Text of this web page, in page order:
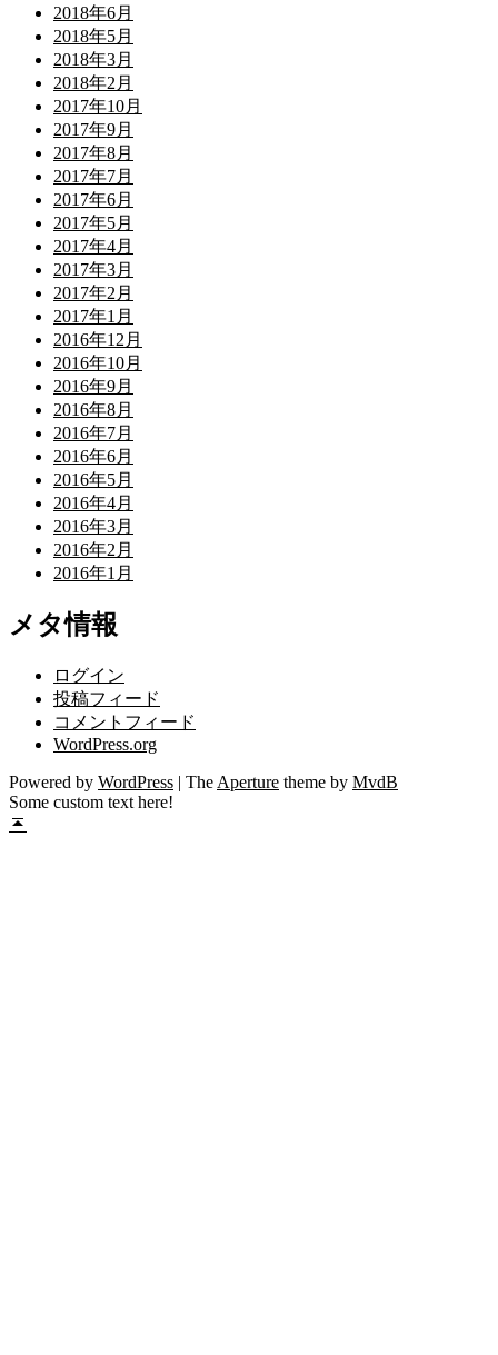
2018年6月
2018年5月
2018年3月
2018年2月
2017年10月
2017年9月
2017年8月
2017年7月
2017年6月
2017年5月
2017年4月
2017年3月
2017年2月
2017年1月
2016年12月
2016年10月
2016年9月
2016年8月
2016年7月
2016年6月
2016年5月
2016年4月
2016年3月
2016年2月
2016年1月
メタ情報
ログイン
投稿フィード
コメントフィード
WordPress.org
Powered by WordPress | The Aperture theme by MvdB
Some custom text here!